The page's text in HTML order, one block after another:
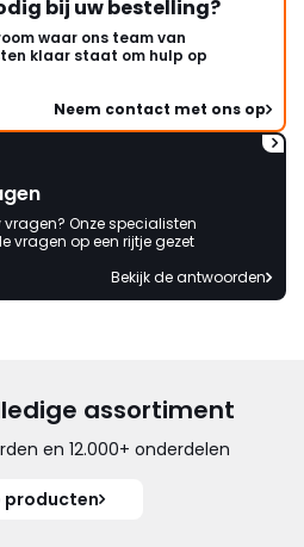
bij uw bestelling?
waar ons team van
klaar staat om hulp op
Neem contact met ons op
Onze specialisten
vragen op een rijtje gezet
Bekijk de antwoorden
assortiment
en 12.000+ onderdelen
producten